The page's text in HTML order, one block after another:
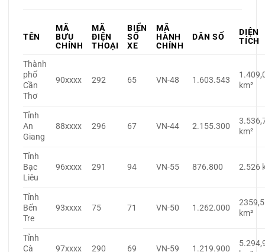
TÊN
MÃ
BƯU
CHÍNH
MÃ
ĐIỆN
THOẠI
BIỂN
SỐ
XE
MÃ
HÀNH
CHÍNH
DÂN SỐ
DIỆN
TÍCH
Thành
phố
Cần
Thơ
90xxxx 292 65 VN-48 1.603.543
km²
Tỉnh
An
Giang
88xxxx 296 67 VN-44 2.155.300
km²
Tỉnh
Bạc
Liêu
96xxxx 291 94 VN-55 876.800 2.526
Tỉnh
Bến
Tre
93xxxx 75 71 VN-50 1.262.000
2359,5
km²
Tỉnh
Cà
97xxxx 290 69 VN-59 1.219.900